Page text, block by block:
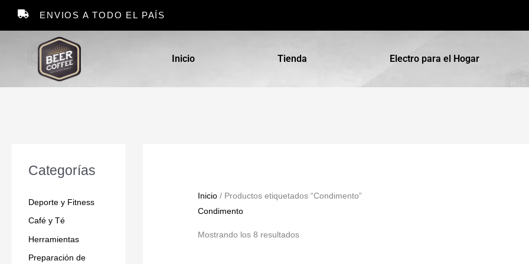
ENVIOS A TODO EL PAÍS
Inicio Tienda Electro para el Hogar
Categorías
Deporte y Fitness
Café y Té
Herramientas
Preparación de
Inicio / Productos etiquetados “Condimento”
Condimento
Mostrando los 8 resultados